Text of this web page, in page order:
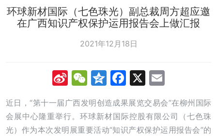
环球新材国际（七色珠光）副总裁周方超应邀
在广西知识产权保护运用报告会上做汇报
2021年12月18日
SinaWeChat
Qzone
Facebook
X
近日，“第十一届广西发明创造成果展览交易会”在柳州国际
会展中心隆重举行。环球新材国际控股有限公司（七色珠
光）作为本次发明展重要活动“知识产权保护运用报告会”的